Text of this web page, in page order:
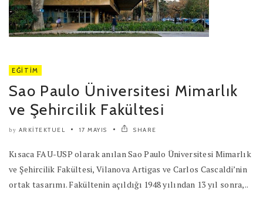
EĞITIM
Sao Paulo Üniversitesi Mimarlık
ve Şehircilik Fakültesi
by ARKITEKTUEL 17 MAYIS SHARE
Kısaca FAU-USP olarak anılan Sao Paulo Üniversitesi Mimarlık
ve Şehircilik Fakültesi, Vilanova Artigas ve Carlos Cascaldi’nin
ortak tasarımı. Fakültenin açıldığı 1948 yılından 13 yıl sonra,..